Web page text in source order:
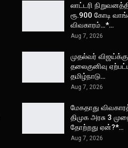
லாட்டரி
ரூ.900 கோடி
விவகாரம்…*…
Aug 7, 2026
முதல்வர்
தலைகுனிவு
தமிழ்நாடு…
Aug 7, 2026
மேகதாது
திமுக அரசு 3
தோற்றது ஏன்?*…
Aug 7, 2026